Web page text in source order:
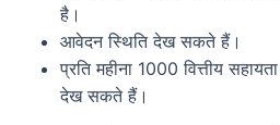
है।
आवेदन स्थिति देख सकते हैं।
प्रति महीना 1000 वित्तीय
देख सकते हैं।